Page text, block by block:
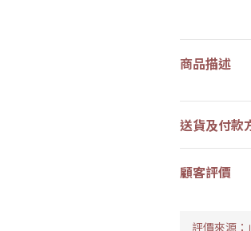
商品描述
送貨及付款
顧客評價